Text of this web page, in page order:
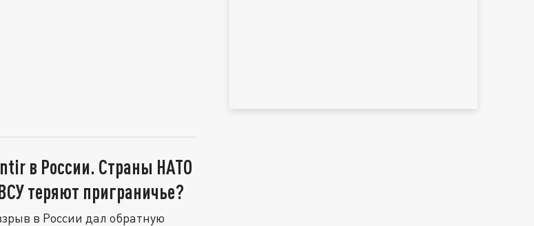
в России. Страны НАТО
теряют приграничье?
в России дал обратную